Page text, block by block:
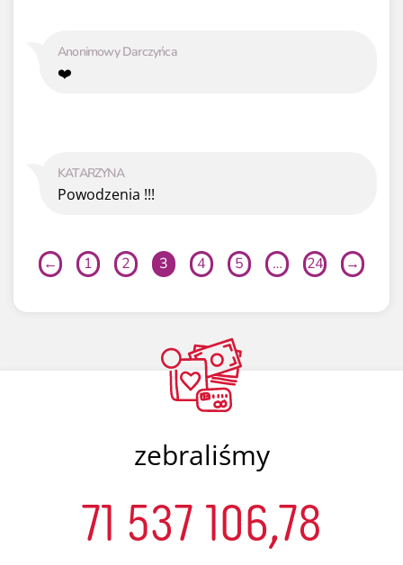
KATARZYNA
Powodzenia !!!
Anonimowy Darczyńca
❤️
← 1 2 3 4 5 … 24 →
zebraliśmy
71 537 106,78